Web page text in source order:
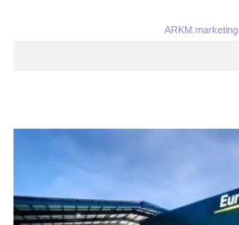
ARKM.marketing